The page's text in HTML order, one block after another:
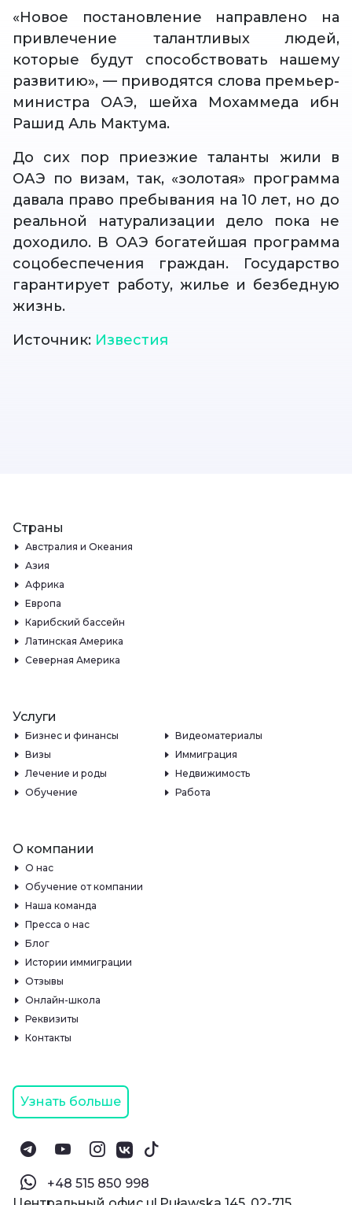
«Новое постановление направлено на
привлечение талантливых людей,
которые будут способствовать нашему
развитию», — приводятся слова премьер-
министра ОАЭ, шейха Мохаммеда ибн
Рашид Аль Мактума.
До сих пор приезжие таланты жили в
ОАЭ по визам, так, «золотая» программа
давала право пребывания на 10 лет, но до
реальной натурализации дело пока не
доходило. В ОАЭ богатейшая программа
соцобеспечения граждан. Государство
гарантирует работу, жилье и безбедную
жизнь.
Источник: Известия
Страны
Австралия и Океания
Азия
Африка
Европа
Карибский бассейн
Латинская Америка
Северная Америка
Услуги
Бизнес и финансы
Видеоматериалы
Визы
Иммиграция
Лечение и роды
Недвижимость
Обучение
Работа
О компании
О нас
Обучение от компании
Наша команда
Пресса о нас
Блог
Истории иммиграции
Отзывы
Онлайн-школа
Реквизиты
Контакты
Узнать больше
‪+48 515 850 998‬